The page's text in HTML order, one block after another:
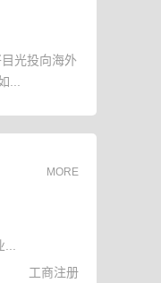
光投向海外
...
MORE
工商注册